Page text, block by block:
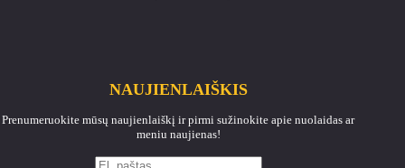
NAUJIENLAIŠKIS
Prenumeruokite mūsų naujienlaiškį ir pirmi sužinokite apie nuolaidas ar
meniu naujienas!